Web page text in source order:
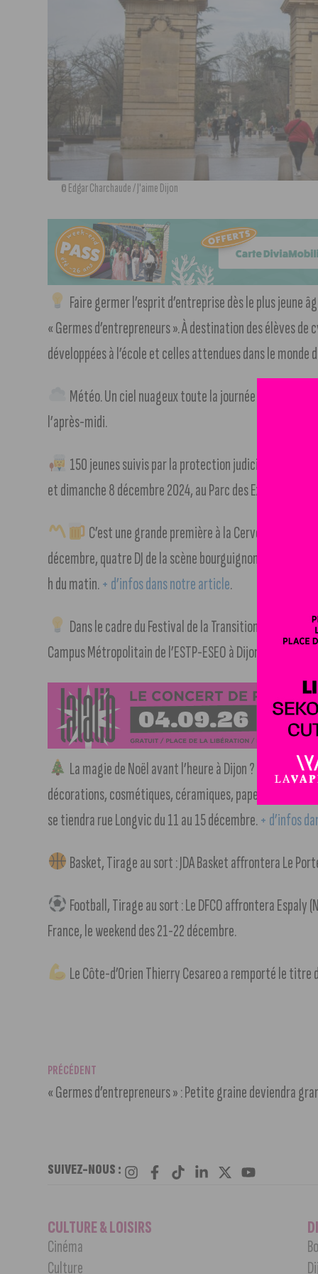
© Edgar Charchaude / J'aime Dijon
Faire germer l’esprit d’entreprise dès le plus jeune
« Germes d’entrepreneurs ». À destination des élèves
développées à l’école et celles attendues dans le monde
Météo. Un ciel nuageux toute la journée avec des
l’après-midi.
150 jeunes suivis par la protection judiciaire de la
et dimanche 8 décembre 2024, au Parc des Expositions.
C’est une grande première à la Cervoiserie, bar
décembre, quatre DJ de la scène bourguignonne et
h du matin.+ d’infos dans notre article.
Dans le cadre du Festival de la Transition
Campus Métropolitain de l’ESTP-ESEO à Dijon, du lundi
La magie de Noël avant l’heure à Dijon ? Cela se
décorations, cosmétiques, céramiques, papeterie ou
se tiendra rue Longvic du 11 au 15 décembre.+ d’infos
Basket, Tirage au sort : JDA Basket affrontera Le
Football, Tirage au sort : Le DFCO affrontera Espaly
France, le weekend des 21-22 décembre.
Le Côte-d’Orien Thierry Cesareo a remporté le titre
PRÉCÉDENT
« Germes d’entrepreneurs » : Petite graine deviendra
SUIVEZ-NOUS :
CULTURE & LOISIRS
Cinéma
Culture